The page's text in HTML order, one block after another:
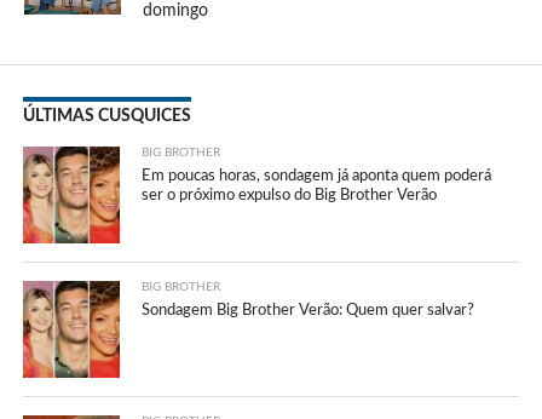
domingo
ÚLTIMAS CUSQUICES
BIG BROTHER
Em poucas horas, sondagem já aponta quem poderá
ser o próximo expulso do Big Brother Verão
BIG BROTHER
Sondagem Big Brother Verão: Quem quer salvar?